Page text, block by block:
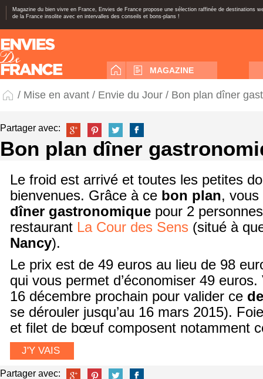
Magazine du bien vivre en France, Envies de France propose une sélection raffinée de destinations
de la France insolite avec en intervalles des conseils et bons-plans !
MAGAZINE
/ Mise en avant / Envie du Jour / Bon plan dîner
Partager avec:
Bon plan dîner
Le froid est arrivé et toutes les petites
bienvenues. Grâce à ce bon plan, vous
dîner gastronomique pour 2
restaurant La Cour des Sens (situé à
Nancy).
Le prix est de 49 euros au lieu de 98
qui vous permet d’économiser 49 euros.
16 décembre prochain pour valider ce
se dérouler jusqu’au 16 mars 2015).
et filet de bœuf composent notamment
J'Y VAIS
Partager avec: